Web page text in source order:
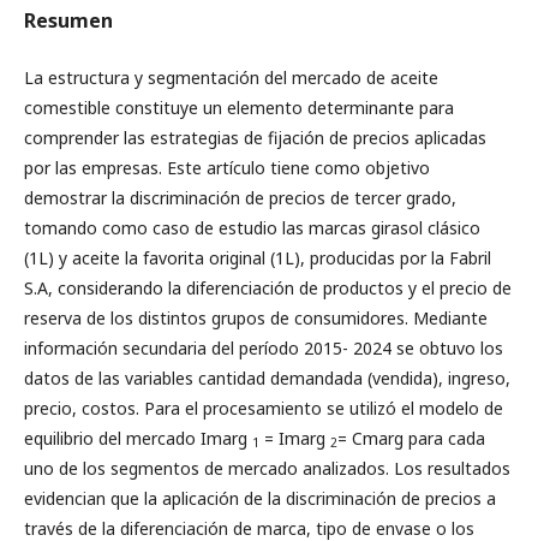
Resumen
La estructura y segmentación del mercado de aceite
comestible constituye un elemento determinante para
comprender las estrategias de fijación de precios aplicadas
por las empresas. Este artículo tiene como objetivo
demostrar la discriminación de precios de tercer grado,
tomando como caso de estudio las marcas girasol clásico
(1L) y aceite la favorita original (1L), producidas por la Fabril
S.A, considerando la diferenciación de productos y el precio de
reserva de los distintos grupos de consumidores. Mediante
información secundaria del período 2015- 2024 se obtuvo los
datos de las variables cantidad demandada (vendida), ingreso,
precio, costos. Para el procesamiento se utilizó el modelo de
equilibrio del mercado Imarg 1 = Imarg 2= Cmarg para cada
uno de los segmentos de mercado analizados. Los resultados
evidencian que la aplicación de la discriminación de precios a
través de la diferenciación de marca, tipo de envase o los